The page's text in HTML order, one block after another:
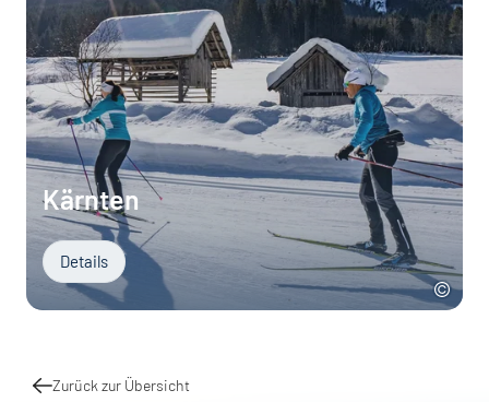
Kärnten
Details
Zurück zur Übersicht